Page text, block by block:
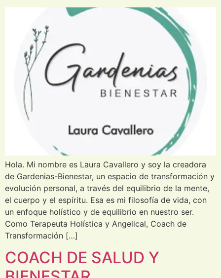
Hola. Mi nombre es Laura Cavallero y soy la creadora
de Gardenias-Bienestar, un espacio de transformación y
evolución personal, a través del equilibrio de la mente,
el cuerpo y el espíritu. Esa es mi filosofía de vida, con
un enfoque holístico y de equilibrio en nuestro ser.
Como Terapeuta Holística y Angelical, Coach de
Transformación […]
COACH DE SALUD Y